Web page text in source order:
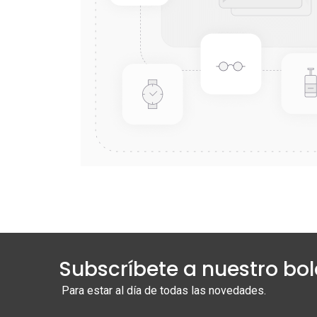
Subscríbete a nuestro
Para estar al día de todas las novedades.